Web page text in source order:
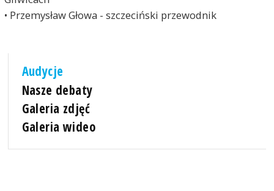
• Przemysław Głowa - szczeciński przewodnik
Audycje
Nasze debaty
Galeria zdjęć
Galeria wideo